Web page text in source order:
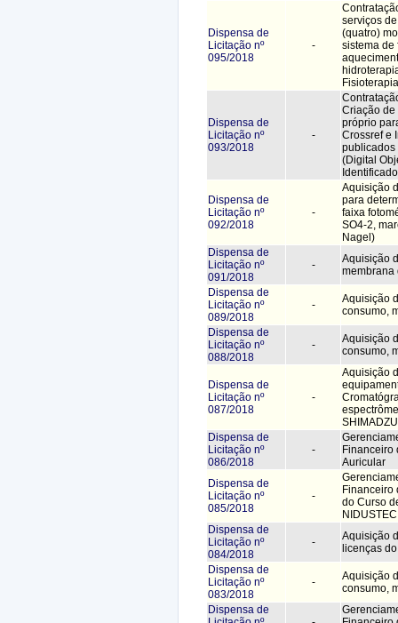
Dispensa de
Licitação nº
095/2018
-
serviços
(quatro)
sistema de
Fisioterapia
Dispensa de
Licitação nº
093/2018
-
Criação de
próprio
Crossref e
publicados
(Digital
Dispensa de
Licitação nº
092/2018
-
Aquisição
para
faixa
SO4-2,
Nagel)
Dispensa de
Licitação nº
091/2018
-
Aquisição
membrana
Dispensa de
Licitação nº
089/2018
-
Aquisição
consumo,
Dispensa de
Licitação nº
088/2018
-
Aquisição
consumo,
Dispensa de
Licitação nº
087/2018
-
Aquisição
SHIMADZU
Dispensa de
Licitação nº
086/2018
-
Financeiro
Auricular
Dispensa de
Licitação nº
085/2018
-
Financeiro
do Curso
NIDUSTEC
Dispensa de
Licitação nº
084/2018
-
Aquisição
licenças
Dispensa de
Licitação nº
083/2018
-
Aquisição
consumo,
Dispensa de